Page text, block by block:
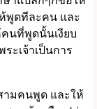
พูดทีละคน และ
นที่พูดนั้นเงียบ
ะเจ้าเป็นการ
ามคนพูด และให้